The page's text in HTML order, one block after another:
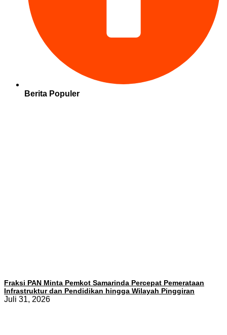
Berita Populer
Fraksi PAN Minta Pemkot Samarinda Percepat Pemerataan
Infrastruktur dan Pendidikan hingga Wilayah Pinggiran
Juli 31, 2026